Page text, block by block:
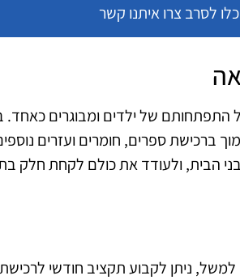
לסרב צרו איתנו קשר
התפתחותם של ילדים ומבוגרים כאחד.
ברכישת ספרים, חומרים ועזרים
הבית, ולעודד את כולם לקחת חלק
ניתן לקבוע תקציב חודשי